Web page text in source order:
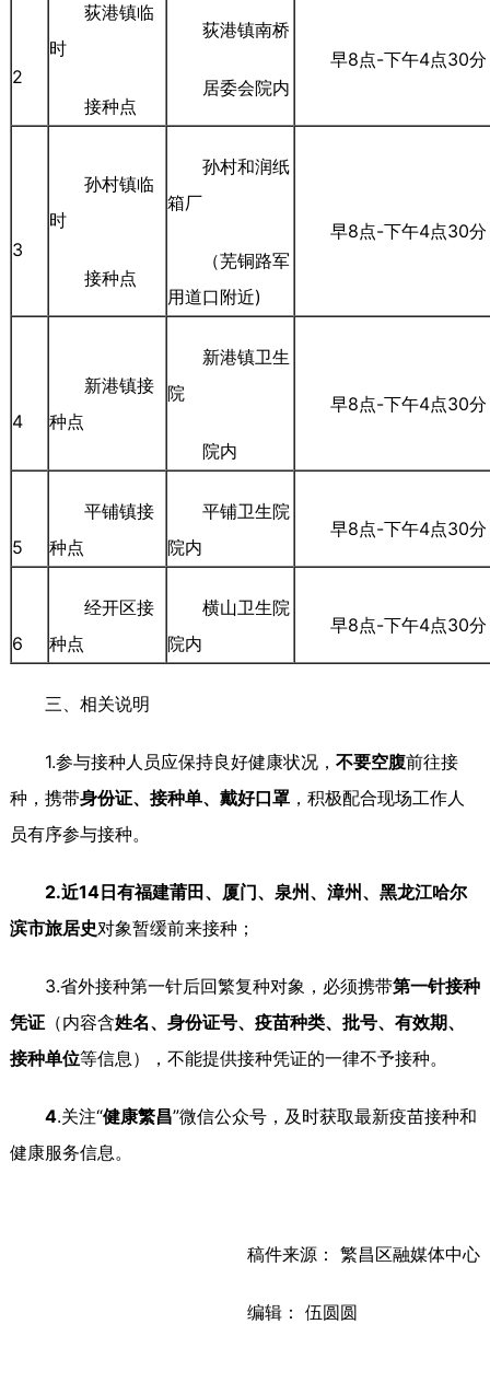
2
荻港镇临
时
接种点
荻港镇南桥
居委会院内
早8点-下午4点30分
3
孙村镇临
时
接种点
孙村和润纸
箱厂
（芜铜路军
用道口附近)
早8点-下午4点30分
4
新港镇接
种点
新港镇卫生
院
院内
早8点-下午4点30分
5
平铺镇接
种点
平铺卫生院
院内
早8点-下午4点30分
6
经开区接
种点
横山卫生院
院内
早8点-下午4点30分
三、相关说明
1.参与接种人员应保持良好健康状况， 不要空腹前往接
种，携带身份证、接种单、戴好口罩，积极配合现场工作人
员有序参与接种。
2.近14日有福建莆田、厦门、泉州、漳州、黑龙江哈尔
滨市旅居史对象暂缓前来接种；
3.省外接种第一针后回繁复种对象，必须携带第一针接种
凭证（内容含姓名、身份证号、疫苗种类、批号、有效期、
接种单位等信息），不能提供接种凭证的一律不予接种。
4.关注“健康繁昌”微信公众号，及时获取最新疫苗接种和
健康服务信息。
稿件来源： 繁昌区融媒体中心
编辑： 伍圆圆